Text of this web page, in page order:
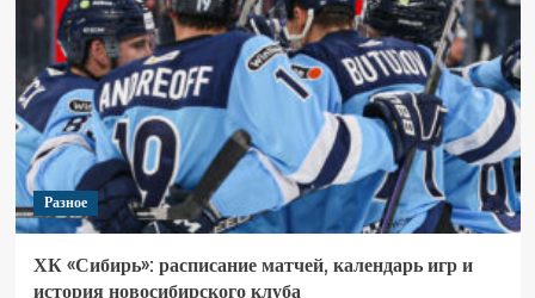
Разное
ХК «Сибирь»: расписание матчей, календарь игр и
история новосибирского клуба